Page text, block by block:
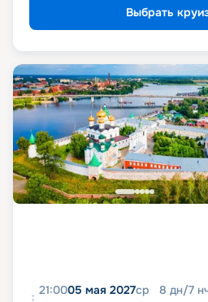
Выбрать
21:0005 мая 2027ср 8 дн/7